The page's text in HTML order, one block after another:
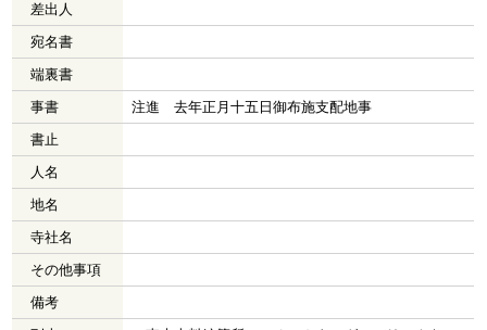
差出人
宛名書
端裏書
事書
注進 去年正月十五日御布施支配地事
書止
人名
地名
寺社名
その他事項
備考